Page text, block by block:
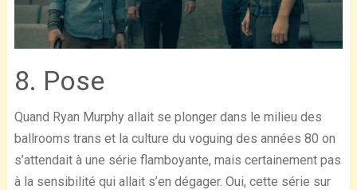
8. Pose
Quand Ryan Murphy allait se plonger dans le milieu des
ballrooms trans et la culture du voguing des années 80 on
s’attendait à une série flamboyante, mais certainement pas
à la sensibilité qui allait s’en dégager. Oui, cette série sur